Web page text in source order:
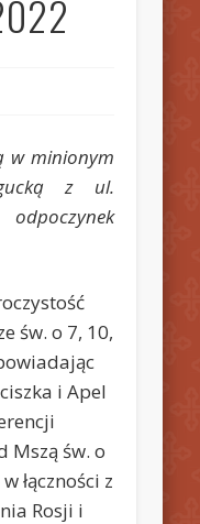
w minionym
z ul.
odpoczynek
św. o 7, 10,
i Apel
Mszą św. o
łączności z
Rosji i